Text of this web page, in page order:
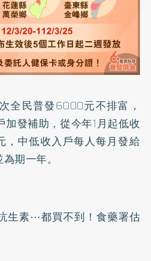
全民普發6000元不排富，
發補助，從今年1月起低收
，中低收入戶每人每月發給
期一年。
生素⋯都買不到！食藥署估